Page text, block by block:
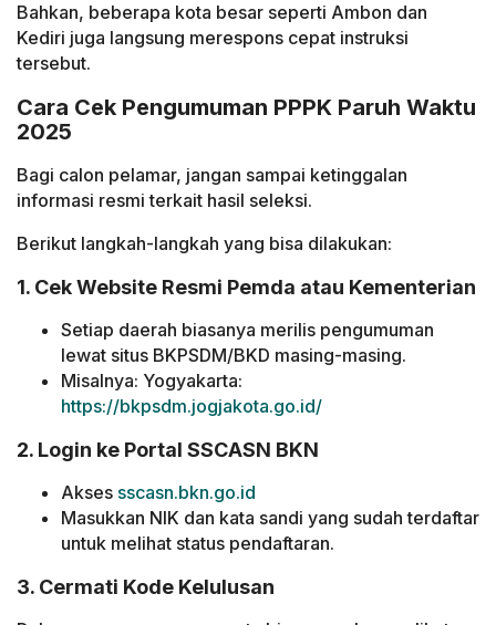
Bahkan, beberapa kota besar seperti Ambon dan
Kediri juga langsung merespons cepat instruksi
tersebut.
Cara Cek Pengumuman PPPK Paruh Waktu
2025
Bagi calon pelamar, jangan sampai ketinggalan
informasi resmi terkait hasil seleksi.
Berikut langkah-langkah yang bisa dilakukan:
1. Cek Website Resmi Pemda atau Kementerian
Setiap daerah biasanya merilis pengumuman
lewat situs BKPSDM/BKD masing-masing.
Misalnya: Yogyakarta:
https://bkpsdm.jogjakota.go.id/
2. Login ke Portal SSCASN BKN
Akses sscasn.bkn.go.id
Masukkan NIK dan kata sandi yang sudah terdaftar
untuk melihat status pendaftaran.
3. Cermati Kode Kelulusan